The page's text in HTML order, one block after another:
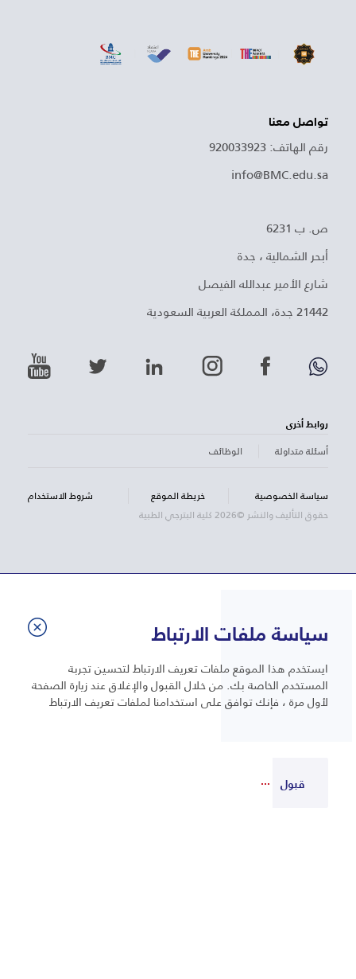
تواصل معنا
رقم الهاتف: 920033923
info@BMC.edu.sa
ص. ب 6231
أبحر الشمالية ، جدة
شارع الأمير عبدالله الفيصل
21442 جدة، المملكة العربية السعودية
روابط أخرى
أسئلة متداولة
الوظائف
سياسة الخصوصية خريطة الموقع
شروط الاستخدام
حقوق التأليف والنشر ©2026 كلية البترجي الطبية
سياسة ملفات الارتباط
ايستخدم هذا الموقع ملفات تعريف الارتباط لتحسين تجربة
المستخدم الخاصة بك. من خلال القبول والإغلاق عند زيارة الصفحة
لأول مرة ، فإنك توافق على استخدامنا لملفات تعريف الارتباط
قبول